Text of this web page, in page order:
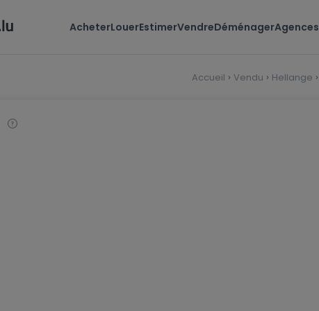
AcheterLouerEstimerVendreDéménagerAgences
Accueil Vendu Hellange